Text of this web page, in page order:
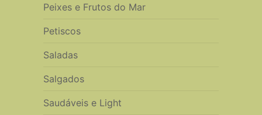
Peixes e Frutos do Mar
Petiscos
Saladas
Salgados
Saudáveis e Light